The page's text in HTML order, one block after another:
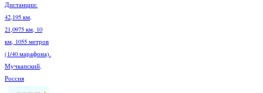
Дистанции:
42,195 км,
21,0975 км, 10
км, 1055 метров
(1/40 марафона).
Мучкапский,
Россия